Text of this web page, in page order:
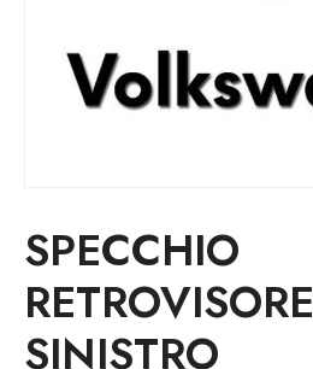
SPECCHIO
RETROVISORE
SINISTRO